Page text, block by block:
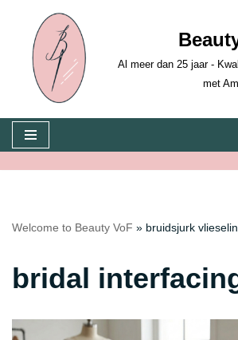
Skip
content
Al meer dan 25 jaar -
met
Welcome to Beauty VoF » bruidsjurk
bridal